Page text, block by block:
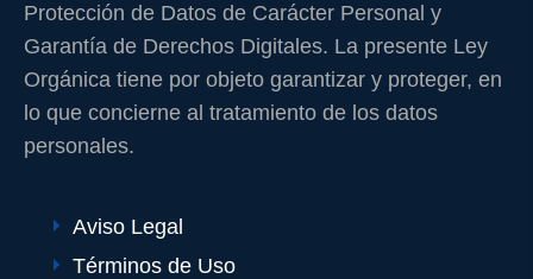
Protección de Datos de Carácter Personal y
Garantía de Derechos Digitales. La presente Ley
Orgánica tiene por objeto garantizar y proteger, en
lo que concierne al tratamiento de los datos
personales.
Aviso Legal
Términos de Uso